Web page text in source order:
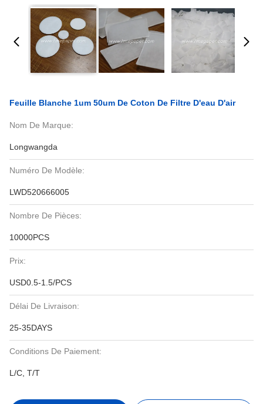
Feuille Blanche 1um 50um De Coton De Filtre D'eau D'air
Nom De Marque:
Longwangda
Numéro De Modèle:
LWD520666005
Nombre De Pièces:
10000PCS
Prix:
USD0.5-1.5/PCS
Délai De Livraison:
25-35DAYS
Conditions De Paiement:
L/C, T/T